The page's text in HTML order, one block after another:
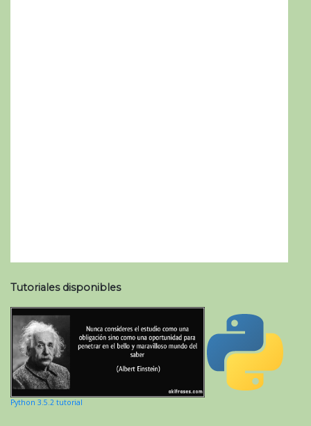
Tutoriales disponibles
Python 3.5.2 tutorial